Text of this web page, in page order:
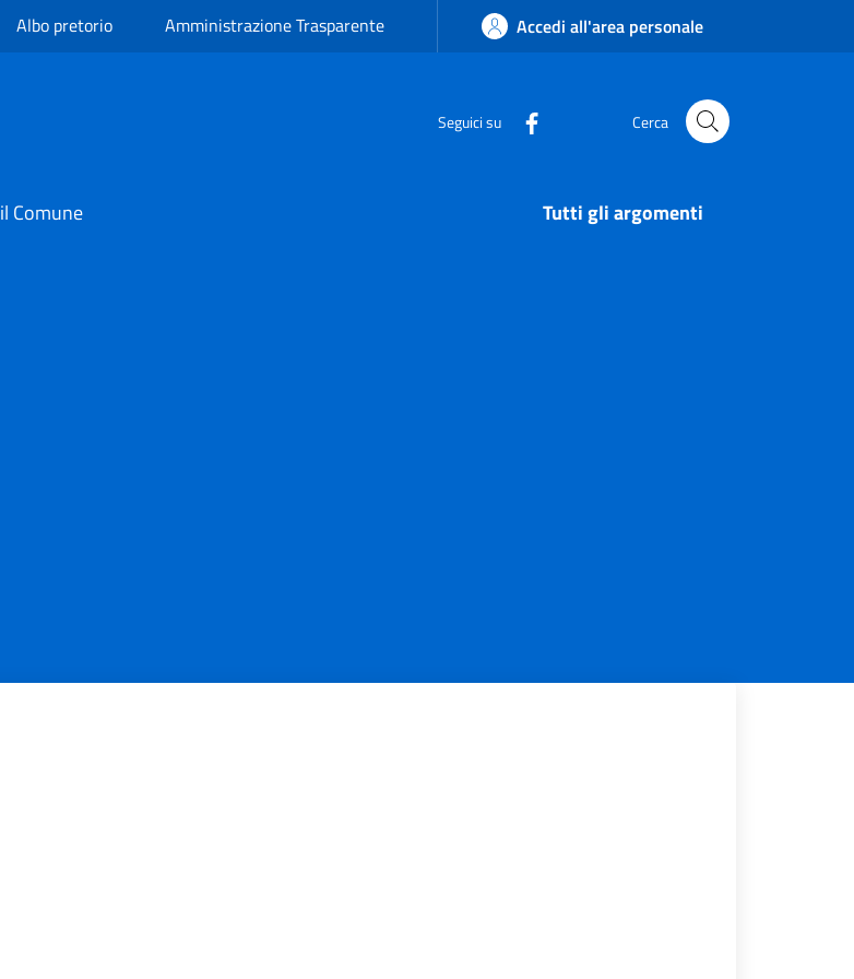
Albo pretorio Amministrazione Trasparente Accedi all'area personale
Seguici su Cerca
Comune Tutti gli argomenti